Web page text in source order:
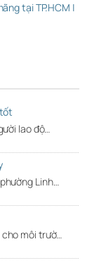
tại TP.HCM |
lao độ…
Linh…
cho môi trườ…